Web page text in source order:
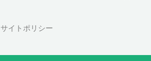
サイトポリシー